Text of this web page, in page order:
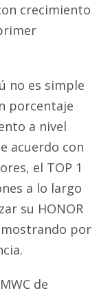
crecimiento
no es simple
porcentaje
a nivel
acuerdo con
el TOP 1
a lo largo
su HONOR
por
de